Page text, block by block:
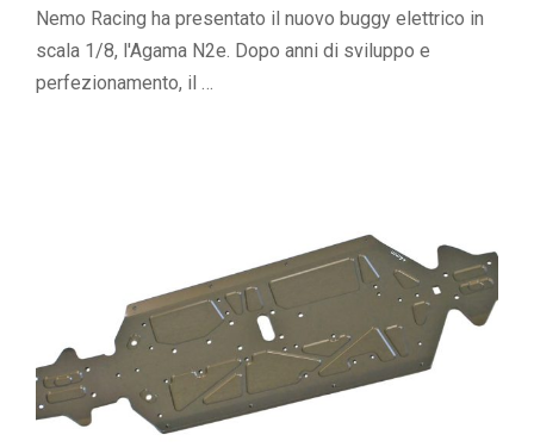
Nemo Racing ha presentato il nuovo buggy elettrico in
scala 1/8, l'Agama N2e. Dopo anni di sviluppo e
perfezionamento, il …